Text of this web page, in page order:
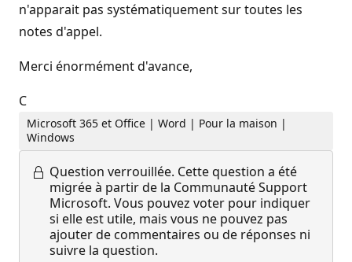
n'apparait pas systématiquement sur toutes les
notes d'appel.
Merci énormément d'avance,
C
Microsoft 365 et Office | Word | Pour la maison |
Windows
Question verrouillée. Cette question a été
migrée à partir de la Communauté Support
Microsoft. Vous pouvez voter pour indiquer
si elle est utile, mais vous ne pouvez pas
ajouter de commentaires ou de réponses ni
suivre la question.